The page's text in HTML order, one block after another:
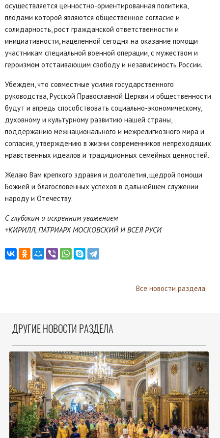
осуществляется ценностно-ориентированная политика,
плодами которой являются общественное согласие и
солидарность, рост гражданской ответственности и
инициативности, нацеленной сегодня на оказание помощи
участникам специальной военной операции, с мужеством и
героизмом отстаивающим свободу и независимость России.
Убежден, что совместные усилия государственного
руководства, Русской Православной Церкви и общественности
будут и впредь способствовать социально-экономическому,
духовному и культурному развитию нашей страны,
поддержанию межнационального и межрелигиозного мира и
согласия, утверждению в жизни современников непреходящих
нравственных идеалов и традиционных семейных ценностей.
Желаю Вам крепкого здравия и долголетия, щедрой помощи
Божией и благословенных успехов в дальнейшем служении
народу и Отечеству.
С глубоким и искренним уважением
+КИРИЛЛ, ПАТРИАРХ МОСКОВСКИЙ И ВСЕЯ РУСИ
Все новости раздела
ДРУГИЕ НОВОСТИ РАЗДЕЛА